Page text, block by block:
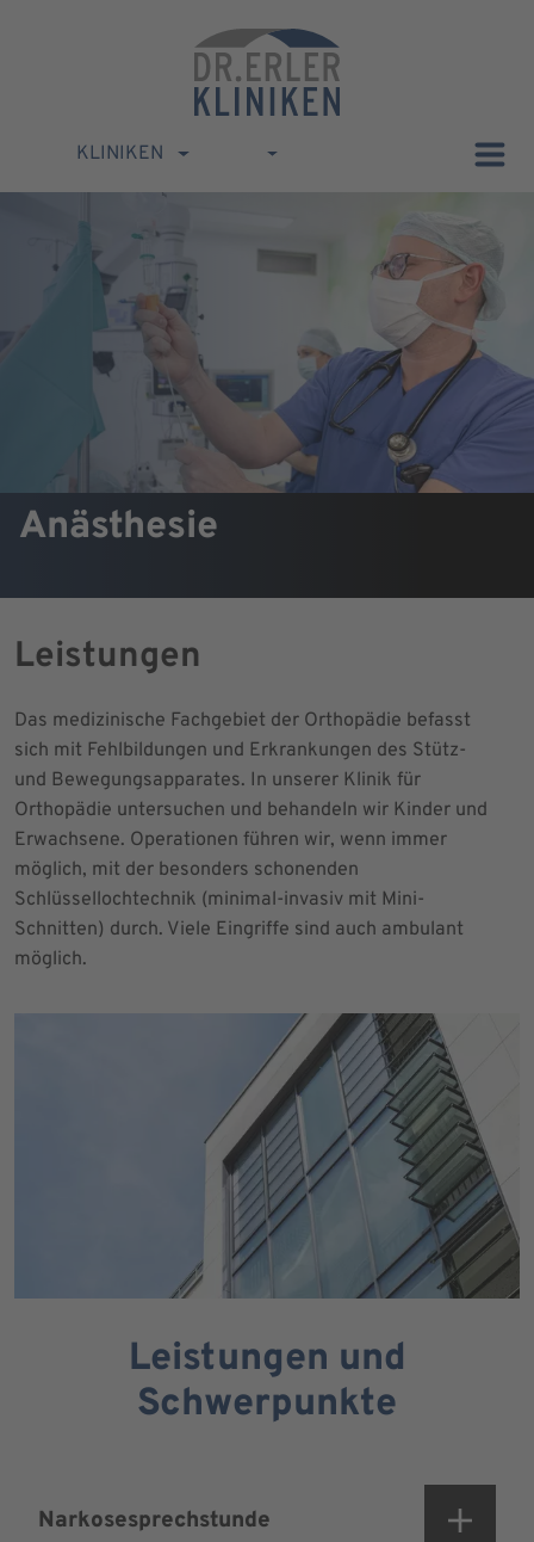
KLINIKEN
Anästhesie
Leistungen
Das medizinische Fachgebiet der Orthopädie befasst
sich mit Fehlbildungen und Erkrankungen des Stütz-
und Bewegungsapparates. In unserer Klinik für
Orthopädie untersuchen und behandeln wir Kinder und
Erwachsene. Operationen führen wir, wenn immer
möglich, mit der besonders schonenden
Schlüssellochtechnik (minimal-invasiv mit Mini-
Schnitten) durch. Viele Eingriffe sind auch ambulant
möglich.
Leistungen und
Schwerpunkte
Narkosesprechstunde